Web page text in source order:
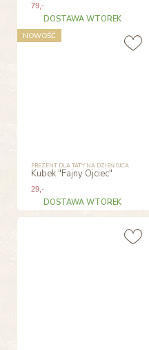
79,-
DOSTAWA WTOREK
PREZENT DLA TATY NA DZIEŃ OJCA
Kubek "Fajny Ojciec"
29,-
DOSTAWA WTOREK
NOWOŚĆ